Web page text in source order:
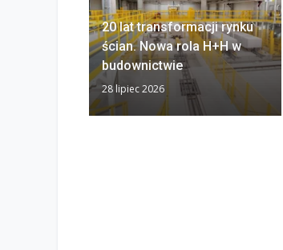
20 lat transformacji rynku
ścian. Nowa rola H+H w
budownictwie
28 lipiec 2026